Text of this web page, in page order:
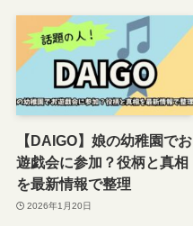
【DAIGO】娘の幼稚園でお
遊戯会に参加？役柄と真相
を最新情報で整理
2026年1月20日